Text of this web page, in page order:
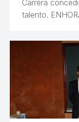
Carrera
talento.